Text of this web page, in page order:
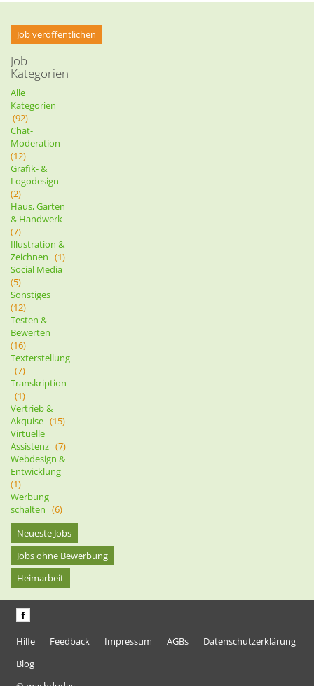
Job veröffentlichen
Job
Kategorien
Alle
Kategorien
(92)
Chat-
Moderation
(12)
Grafik- &
Logodesign
(2)
Haus, Garten
& Handwerk
(7)
Illustration &
Zeichnen (1)
Social Media
(5)
Sonstiges
(12)
Testen &
Bewerten
(16)
Texterstellung
(7)
Transkription
(1)
Vertrieb &
Akquise (15)
Virtuelle
Assistenz (7)
Webdesign &
Entwicklung
(1)
Werbung
schalten (6)
Neueste Jobs
Jobs ohne Bewerbung
Heimarbeit
Hilfe Feedback Impressum AGBs
Datenschutzerklärung
Blog